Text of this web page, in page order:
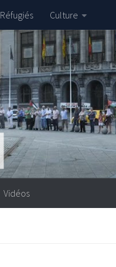
Réfugiés Culture
Vidéos